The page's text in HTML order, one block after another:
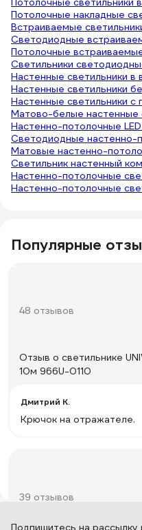
Потолочные накладные
Встраиваемые
Светодиодные
Потолочные
Светильники
Настенные светильники в
Настенные светильники
Настенные светильники с
Матово-белые настенные
Настенно-потолочные
Светодиодные настенно-
Матовые настенно-
Светильник настенный
Настенно-потолочные
Настенно-потолочные
Популярные
48 отзывов
Отзыв о светильнике
10м 966U-0110
Дмитрий К.
Крючок на отражателе.
39 отзывов
Подпишитесь на рассылку